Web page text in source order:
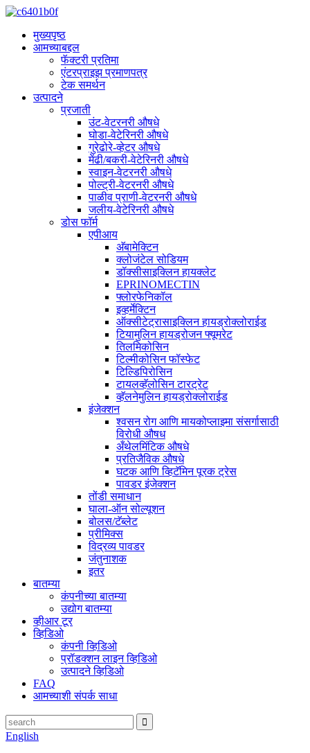
मुख्यपृष्ठ
आमच्याबद्दल
फॅक्टरी प्रतिमा
एंटरप्राइझ प्रमाणपत्र
टेक समर्थन
उत्पादने
प्रजाती
उंट-वेटरनरी औषधे
घोडा-वेटेरिनरी औषधे
गुरेढोरे-व्हेटर औषधे
मेंढी/बकरी-वेटेरिनरी औषधे
स्वाइन-वेटरनरी औषधे
पोल्ट्री-वेटरनरी औषधे
पाळीव प्राणी-वेटरनरी औषधे
जलीय-वेटेरिनरी औषधे
डोस फॉर्म
एपीआय
अ‍ॅबामेक्टिन
क्लोजंटेल सोडियम
डॉक्सीसाइक्लिन हायक्लेट
EPRINOMECTIN
फ्लोरफेनिकॉल
इव्हर्मेक्टिन
ऑक्सीटेट्रासाइक्लिन हायड्रोक्लोराईड
टियामुलिन हायड्रोजन फ्यूमरेट
तिलमिकोसिन
टिल्मीकोसिन फॉस्फेट
टिल्डिपिरोसिन
टायलव्हॅलोसिन टारट्रेट
व्हॅलनेमुलिन हायड्रोक्लोराईड
इंजेक्शन
श्वसन रोग आणि मायकोप्लाझ्मा संसर्गासाठी
विरोधी औषध
अँथेलमिंटिक औषधे
प्रतिजैविक औषधे
घटक आणि व्हिटॅमिन पूरक ट्रेस
पावडर इंजेक्शन
तोंडी समाधान
घाला-ऑन सोल्यूशन
बोलस/टॅब्लेट
प्रीमिक्स
विद्रव्य पावडर
जंतुनाशक
इतर
बातम्या
कंपनीच्या बातम्या
उद्योग बातम्या
व्हीआर टूर
व्हिडिओ
कंपनी व्हिडिओ
प्रॉडक्शन लाइन व्हिडिओ
उत्पादने व्हिडिओ
FAQ
आमच्याशी संपर्क साधा
English